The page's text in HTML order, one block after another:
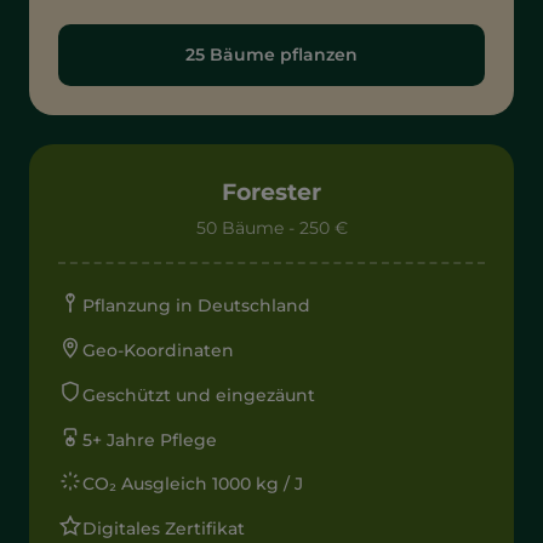
25 Bäume pflanzen
Forester
50 Bäume - 250 €
Pflanzung in Deutschland
Geo-Koordinaten
Geschützt und eingezäunt
5+ Jahre Pflege
CO₂ Ausgleich 1000 kg / J
Digitales Zertifikat